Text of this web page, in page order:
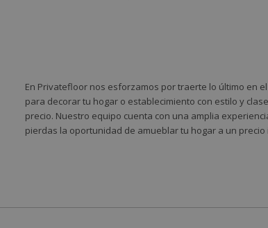
En Privatefloor nos esforzamos por traerte lo último en
para decorar tu hogar o establecimiento con estilo y
precio. Nuestro equipo cuenta con una amplia
pierdas la oportunidad de amueblar tu hogar a un precio